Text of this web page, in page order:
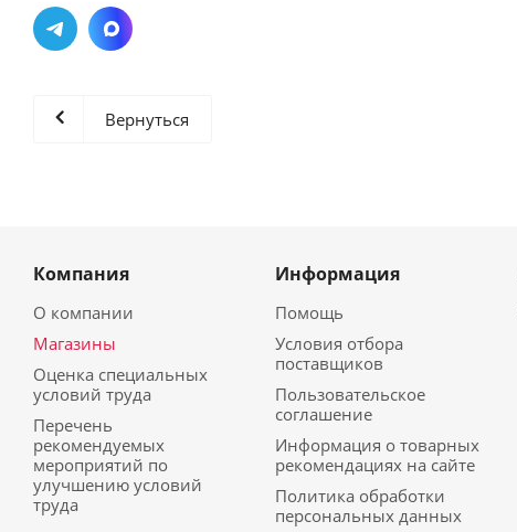
Вернуться
Компания
О компании
Магазины
Оценка специальных
условий труда
Перечень
рекомендуемых
мероприятий по
улучшению условий
труда
Информация
Помощь
Условия отбора
поставщиков
Пользовательское
соглашение
Информация о товарных
рекомендациях на сайте
Политика обработки
персональных данных